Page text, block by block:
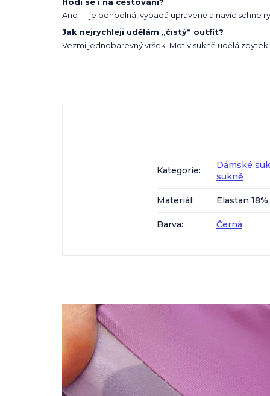
Ano — je pohodlná, vypadá upraveně a navíc schne
Jak nejrychleji udělám „čistý“ outfit?
Vezmi jednobarevný vršek. Motiv sukně udělá
Kategorie:
Dámské
sukně
Materiál: Elastan
Barva: Černá